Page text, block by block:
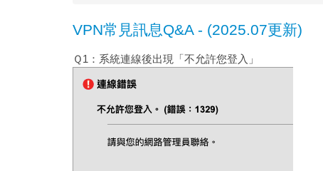
VPN常見訊息Q&A - (2025.07更新)
Ｑ1：系統連線後出現「不允許您登入」